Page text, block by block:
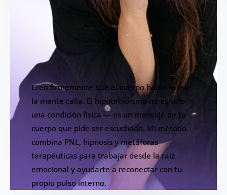
Creo firmemente que el cuerpo habla lo que
la mente calla. El hipotiroidismo no es solo
una condición física — es un mensaje de tu
cuerpo que pide ser escuchado. Mi método
combina PNL, hipnosis y metáforas
terapéuticas para trabajar desde la raíz
emocional y ayudarte a reconectar con tu
propio pulso interno.